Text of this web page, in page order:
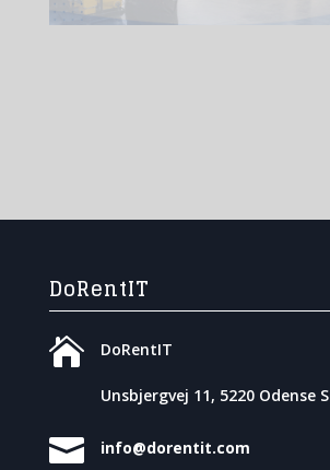
DoRentIT

DoRentIT
Unsbjergvej 11, 5220 Odense
 info@dorentit.com